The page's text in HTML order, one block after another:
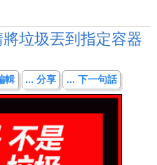
垃圾丟到指定容器
輯 ... 分享 ... 下一句話